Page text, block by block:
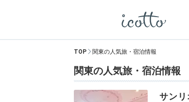
TOP 関東の人気旅・宿泊情報
関東の人気旅・宿泊情報
サン